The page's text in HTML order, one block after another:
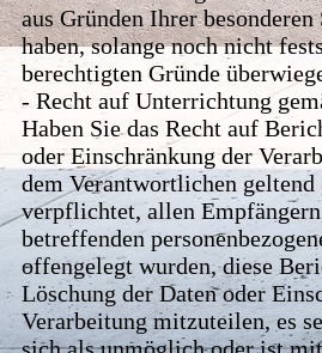
aus Gründen Ihrer
haben, solange noch nicht
berechtigten Gründe
- Recht auf Unterrichtung
Haben Sie das Recht auf
oder Einschränkung der
dem Verantwortlichen geltend
verpflichtet, allen
betreffenden
offengelegt wurden, diese
Löschung der Daten oder
Verarbeitung mitzuteilen, es